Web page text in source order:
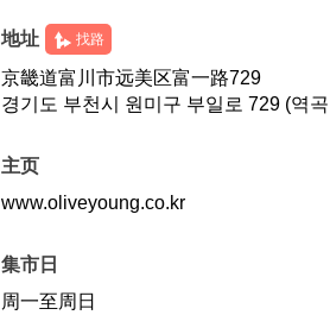
地址 找路
京畿道富川市远美区富一路729
경기도 부천시 원미구 부일로 729 (역
主页
www.oliveyoung.co.kr
集市日
周一至周日